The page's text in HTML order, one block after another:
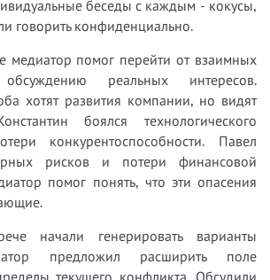
беседы с каждым - кокусы,
говорить конфиденциально.
медиатор помог перейти от взаимных
реальных интересов.
хотят развития компании, но видят
боялся технологического
конкурентоспособности. Павел
рисков и потери финансовой
помог понять, что эти опасения
начали генерировать варианты
предложил расширить поле
текущего конфликта. Обсудили